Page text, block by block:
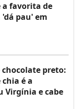
a favorita de
'dá pau' em
chocolate preto:
chia é a
Virgínia e cabe